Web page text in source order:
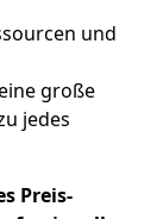
und
große
jedes
Preis-